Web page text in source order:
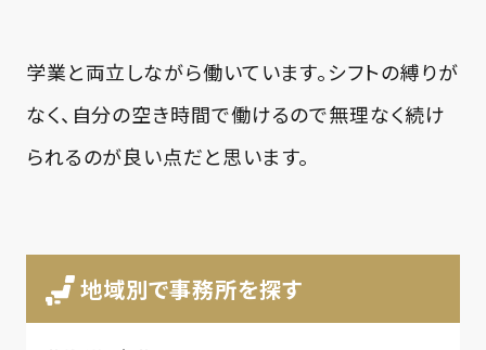
地域別ランキング
コラム
学業と両立しながら働いています。シフトの縛りが
なく、自分の空き時間で働けるので無理なく続け
られるのが良い点だと思います。
地域別で事務所を探す